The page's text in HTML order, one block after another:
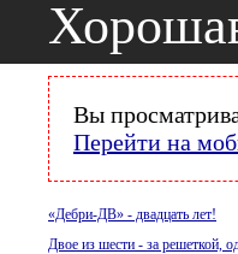
Вы
Перейти на
«Дебри-ДВ» - двадцать лет!
Двое из шести - за решеткой,